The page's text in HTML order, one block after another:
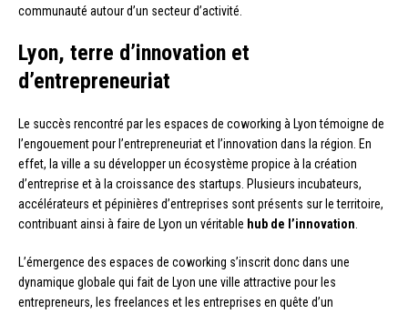
communauté autour d’un secteur d’activité.
Lyon, terre d’innovation et
d’entrepreneuriat
Le succès rencontré par les espaces de coworking à Lyon témoigne de
l’engouement pour l’entrepreneuriat et l’innovation dans la région. En
effet, la ville a su développer un écosystème propice à la création
d’entreprise et à la croissance des startups. Plusieurs incubateurs,
accélérateurs et pépinières d’entreprises sont présents sur le territoire,
contribuant ainsi à faire de Lyon un véritable hub de l’innovation
L’émergence des espaces de coworking s’inscrit donc dans une
dynamique globale qui fait de Lyon une ville attractive pour les
entrepreneurs, les freelances et les entreprises en quête d’un